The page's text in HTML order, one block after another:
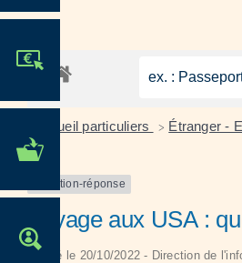
MES DÉMARCHES
OFFRES D'EMPLOI
Accueil particuliers > Étranger -
Question-réponse
Voyage aux USA :
Vérifié le 20/10/2022 - Direction de